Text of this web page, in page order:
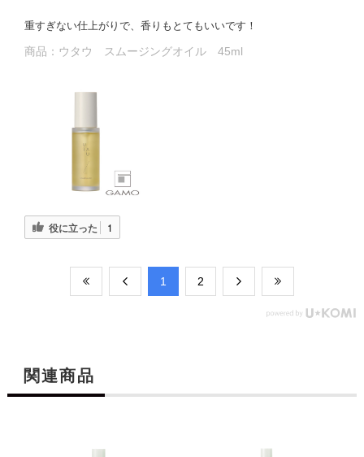
重すぎない仕上がりで、香りもとてもいいです！
商品： ウタウ スムージングオイル 45ml
役に立った 1
​1 ​2
関連商品